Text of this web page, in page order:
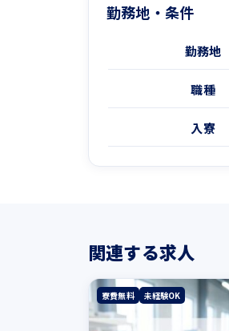
勤務地・条件
勤務地
職種
入寮
関連する求人
寮費無料 未経験OK